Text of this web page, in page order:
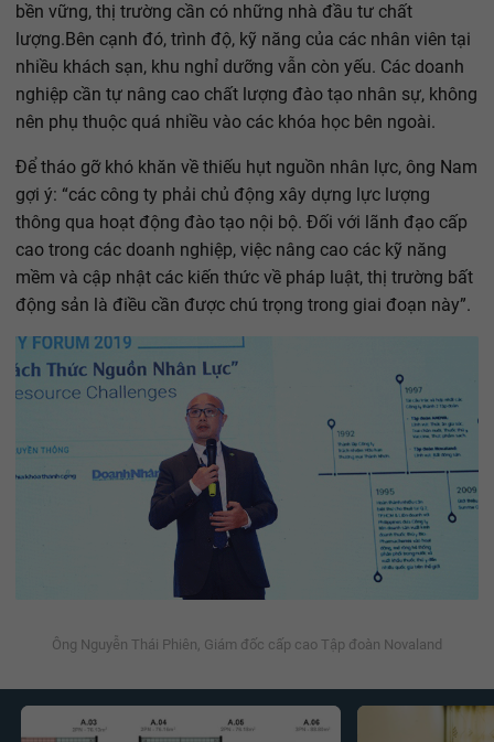
bền vững, thị trường cần có những nhà đầu tư chất
lượng.Bên cạnh đó, trình độ, kỹ năng của các nhân viên tại
nhiều khách sạn, khu nghỉ dưỡng vẫn còn yếu. Các doanh
nghiệp cần tự nâng cao chất lượng đào tạo nhân sự, không
nên phụ thuộc quá nhiều vào các khóa học bên ngoài.
Để tháo gỡ khó khăn về thiếu hụt nguồn nhân lực, ông Nam
gợi ý: “các công ty phải chủ động xây dựng lực lượng
thông qua hoạt động đào tạo nội bộ. Đối với lãnh đạo cấp
cao trong các doanh nghiệp, việc nâng cao các kỹ năng
mềm và cập nhật các kiến thức về pháp luật, thị trường bất
động sản là điều cần được chú trọng trong giai đoạn này”.
Ông Nguyễn Thái Phiên, Giám đốc cấp cao Tập đoàn Novaland